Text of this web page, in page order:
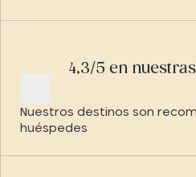
4,3/5 en
Nuestros destinos son
huéspedes